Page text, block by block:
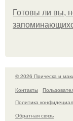
Готовы ли вы,
© 2026 Прическа и
Контакты
Политика
Обратная связь